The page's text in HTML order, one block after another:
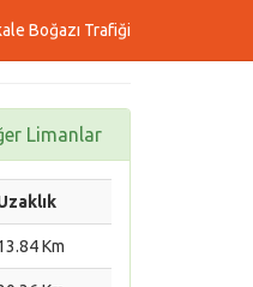
Boğazı Trafiği
Limanlar
Km